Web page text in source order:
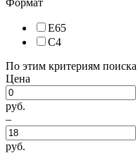
Е65
С4
По этим критериям
Цена
руб.
–
руб.